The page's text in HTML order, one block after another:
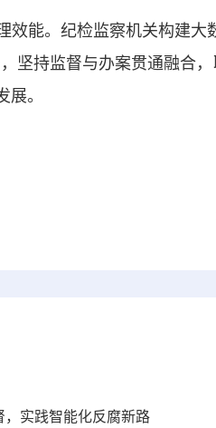
能。纪检监察机关构建大
坚持监督与办案贯通融合
。
实践智能化反腐新路